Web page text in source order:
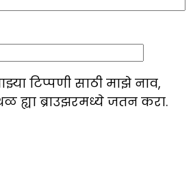
टिप्पणी साठी माझे नाव,
ब्राउझरमध्ये जतन करा.